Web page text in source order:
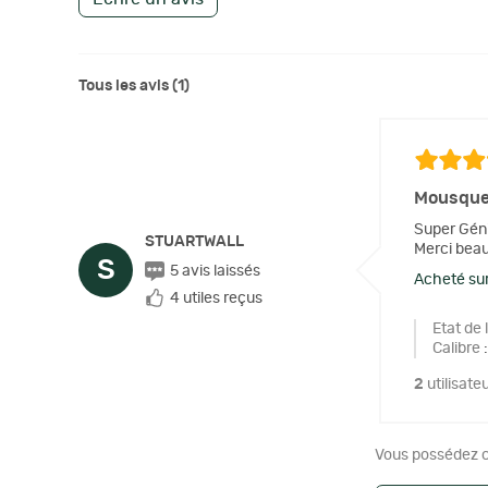
Tous les avis (1)
S
STUARTWALL
5 avis laissés
4 utiles reçus
Super
Merci
Acheté
Etat de
Calibre
2
Vous possédez